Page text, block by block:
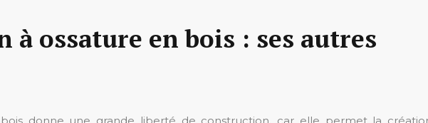
à ossature en bois : ses autres